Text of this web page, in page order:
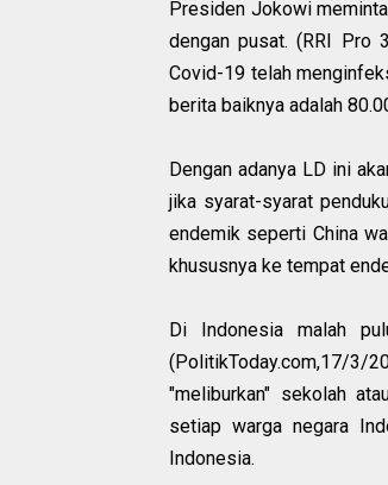
Presiden Jokowi
dengan pusat. (RRI Pro
Covid-19 telah
berita baiknya adalah
Dengan adanya LD ini
jika syarat-syarat
endemik seperti China
khususnya ke tempat
Di Indonesia malah
(PolitikToday.com,17/3/
"meliburkan" sekolah
setiap warga negara
Indonesia.